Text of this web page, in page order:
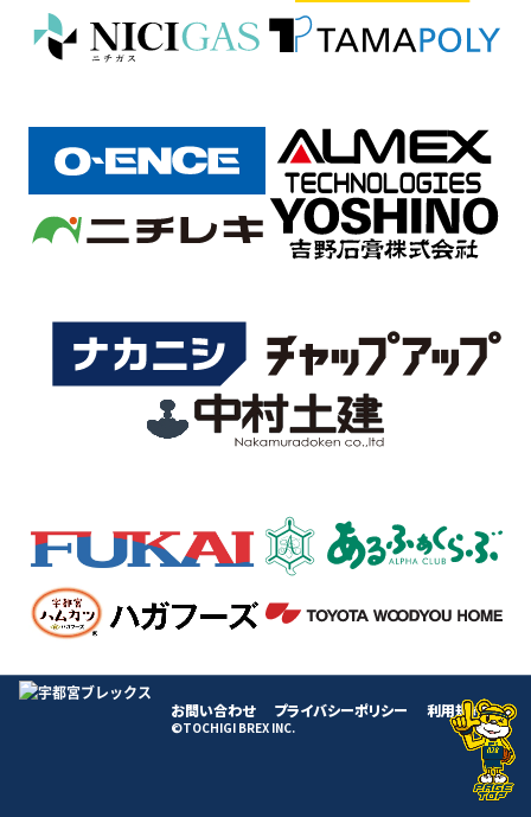
お問い合わせ プライバシーポリシー 利用規約
©TOCHIGI BREX INC.